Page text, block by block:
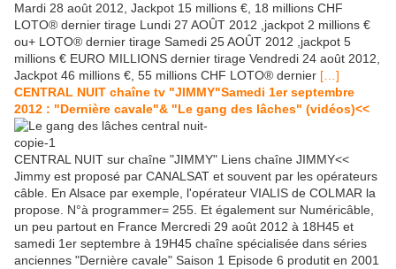
Mardi 28 août 2012, Jackpot 15 millions €, 18 millions CHF
LOTO® dernier tirage Lundi 27 AOÛT 2012 ,jackpot 2 millions €
ou+ LOTO® dernier tirage Samedi 25 AOÛT 2012 ,jackpot 5
millions € EURO MILLIONS dernier tirage Vendredi 24 août 2012,
Jackpot 46 millions €, 55 millions CHF LOTO® dernier […]
CENTRAL NUIT chaîne tv "JIMMY"Samedi 1er septembre
2012 : "Dernière cavale"& "Le gang des lâches" (vidéos)<<
CENTRAL NUIT sur chaîne "JIMMY" Liens chaîne JIMMY<<
Jimmy est proposé par CANALSAT et souvent par les opérateurs
câble. En Alsace par exemple, l'opérateur VIALIS de COLMAR la
propose. N°à programmer= 255. Et également sur Numéricâble,
un peu partout en France Mercredi 29 août 2012 à 18H45 et
samedi 1er septembre à 19H45 chaîne spécialisée dans séries
anciennes "Dernière cavale" Saison 1 Episode 6 produtit en 2001